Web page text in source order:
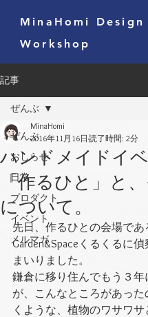
MinaHomi Design
Workshop
記事
ぜんぶ
おしらせ
日常
プロダクト
イベント
メルマガ
ぜんぶ
ハンドメイドイ
「作るひと」と
について。
MinaHomi
2016年11月16日 読了時間: 2分
先日、作るひとの会場であ
Garden&Spaceくるくるに
まいりました。
鎌倉に移り住んでもう３年
が、こんなところがあっ
くような、植物のワサワサ